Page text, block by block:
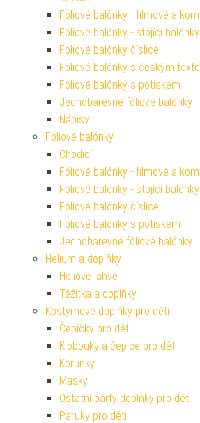
Fóliové balónky - filmové a
Fóliové balónky - stojící balónky
Fóliové balónky číslice
Fóliové balónky s českým
Fóliové balónky s potiskem
Jednobarevné fóliové balónky
Nápisy
Fóliové balónky
Chodící
Fóliové balónky - filmové a
Fóliové balónky - stojící balónky
Fóliové balónky číslice
Fóliové balónky s potiskem
Jednobarevné fóliové balónky
Helium a doplňky
Heliové lahve
Těžítka a doplňky
Kostýmové doplňky pro děti
Čepičky pro děti
Klobouky a čepice pro děti
Korunky
Masky
Ostatní párty doplňky pro děti
Paruky pro děti